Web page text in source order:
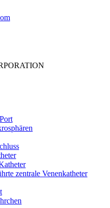
zentrale Venenkatheter